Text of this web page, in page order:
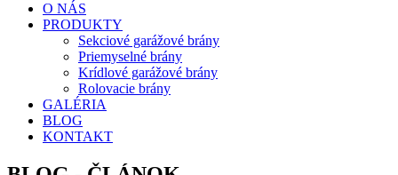
O NÁS
PRODUKTY
Sekciové garážové brány
Priemyselné brány
Krídlové garážové brány
Rolovacie brány
GALÉRIA
BLOG
KONTAKT